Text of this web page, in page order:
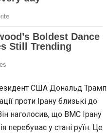
США Дональд Трамп
проти Ірану близькі до
наголосив, що ВМС Ірану
перебуває у стані руїн. Це